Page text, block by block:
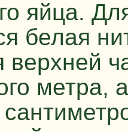
яйца.
белая
метра,